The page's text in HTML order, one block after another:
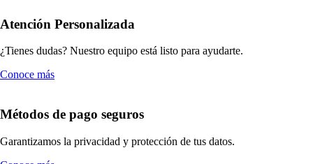
Atención Personalizada
¿Tienes dudas? Nuestro equipo está listo para ayudarte.
Conoce más
Métodos de pago seguros
Garantizamos la privacidad y protección de tus datos.